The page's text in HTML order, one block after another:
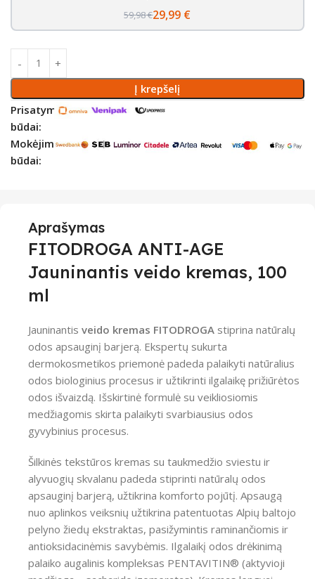
59,98 €29,99 €
Į krepšelį
Prisatymo
būdai:
Mokėjimo
būdai:
Aprašymas
FITODROGA ANTI-AGE
Jauninantis veido kremas, 100
ml
Jauninantis veido kremas FITODROGA stiprina natūralų
odos apsauginį barjerą. Ekspertų sukurta
dermokosmetikos priemonė padeda palaikyti natūralius
odos biologinius procesus ir užtikrinti ilgalaikę prižiūrėtos
odos išvaizdą. Išskirtinė formulė su veikliosiomis
medžiagomis skirta palaikyti svarbiausius odos
gyvybinius procesus.
Šilkinės tekstūros kremas su taukmedžio sviestu ir
alyvuogių skvalanu padeda stiprinti natūralų odos
apsauginį barjerą, užtikrina komforto pojūtį. Apsaugą
nuo aplinkos veiksnių užtikrina patentuotas Alpių baltojo
pelyno žiedų ekstraktas, pasižymintis raminančiomis ir
antioksidacinėmis savybėmis. Ilgalaikį odos drėkinimą
palaiko augalinis kompleksas PENTAVITIN® (aktyvioji